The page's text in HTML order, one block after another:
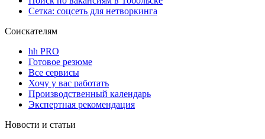
Сетка: соцсеть для нетворкинга
Соискателям
hh PRO
Готовое резюме
Все сервисы
Хочу у вас работать
Производственный календарь
Экспертная рекомендация
Новости и статьи